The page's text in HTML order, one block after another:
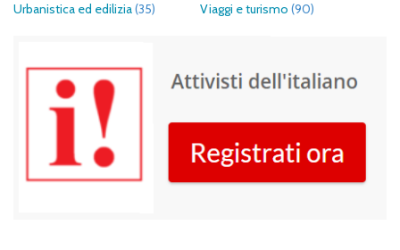
Urbanistica ed edilizia(35) Viaggi e turismo (90)